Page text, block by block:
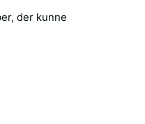
der kunne